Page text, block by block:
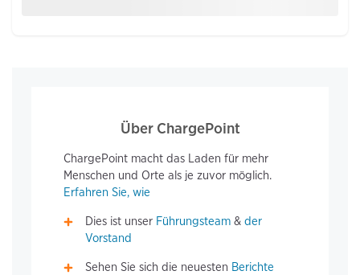
Über ChargePoint
ChargePoint macht das Laden für mehr
Menschen und Orte als je zuvor möglich.
Erfahren Sie, wie
Dies ist unser Führungsteam &der
Vorstand
Sehen Sie sich die neuesten Berichte